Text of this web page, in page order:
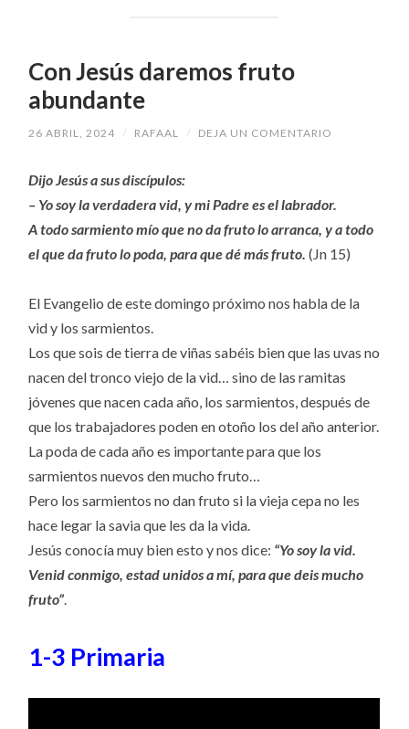
Con Jesús daremos fruto
abundante
26 ABRIL, 2024 / RAFAAL / DEJA UN COMENTARIO
Dijo Jesús a sus discípulos:
– Yo soy la verdadera vid, y mi Padre es el labrador.
A todo sarmiento mío que no da fruto lo arranca, y a todo
el que da fruto lo poda, para que dé más fruto.(Jn 15)
El Evangelio de este domingo próximo nos habla de la
vid y los sarmientos.
Los que sois de tierra de viñas sabéis bien que las uvas no
nacen del tronco viejo de la vid… sino de las ramitas
jóvenes que nacen cada año, los sarmientos, después de
que los trabajadores poden en otoño los del año anterior.
La poda de cada año es importante para que los
sarmientos nuevos den mucho fruto…
Pero los sarmientos no dan fruto si la vieja cepa no les
hace legar la savia que les da la vida.
Jesús conocía muy bien esto y nos dice: “Yo soy la vid.
Venid conmigo, estad unidos a mí, para que deis mucho
fruto”.
1-3 Primaria